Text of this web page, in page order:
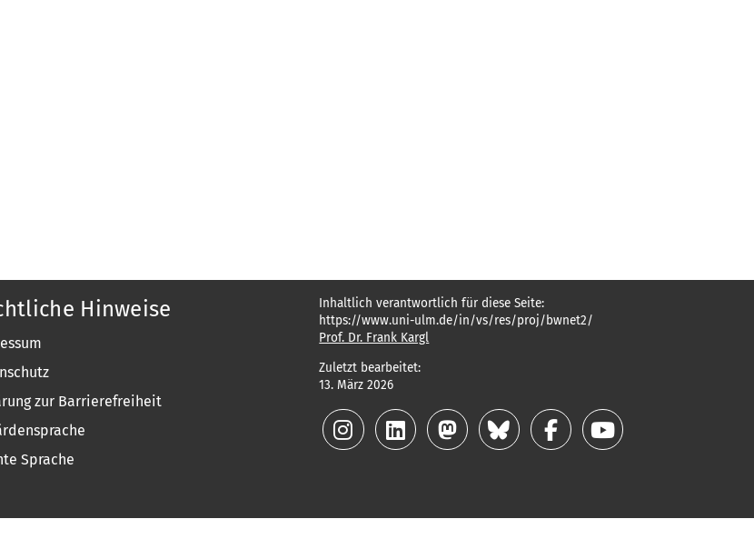
Hinweise
zur Barrierefreiheit
Sprache
Inhaltlich verantwortlich für diese Seite:
https://www.uni-ulm.de/in/vs/res/proj/bwnet2/
Prof. Dr. Frank Kargl
Zuletzt bearbeitet:
13. März 2026